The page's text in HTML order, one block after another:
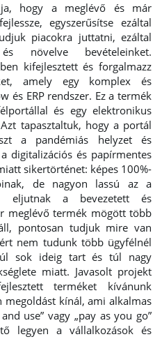
hogy a meglévő és már
egyszerűsítse ezáltal
piacokra juttatni, ezáltal
növelve bevételeinket.
kifejlesztett és forgalmazz
amely egy komplex és
és ERP rendszer. Ez a termék
és egy elektronikus
tapasztaltuk, hogy a portál
a pandémiás helyzet és
digitalizációs és papírmentes
sikertörténet: képes 100%-
de nagyon lassú az a
eljutnak a bevezetett és
meglévő termék mögött több
pontosan tudjuk mire van
nem tudunk több ügyfélnél
sok ideig tart és túl nagy
miatt. Javasolt projekt
terméket kívánunk
megoldást kínál, ami alkalmas
use” vagy „pay as you go”
legyen a vállalkozások és